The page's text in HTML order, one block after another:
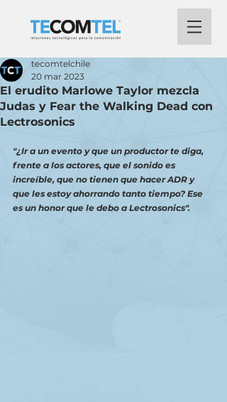
El erudito Marlowe Taylor mezcla
Judas y Fear the Walking Dead con
Lectrosonics
tecomtelchile
20 mar 2023
"¿Ir a un evento y que un productor te diga,
frente a los actores, que el sonido es
increíble, que no tienen que hacer ADR y
que les estoy ahorrando tanto tiempo? Ese
es un honor que le debo a Lectrosonics".